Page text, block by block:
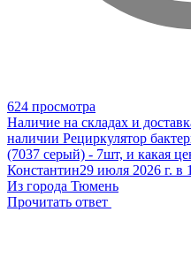
624 просмотра
Наличие на складах и
наличии Рециркулятор
(7037 серый) - 7шт, и какая
Константин29 июля 2026 г. в
Из города Тюмень
Прочитать ответ